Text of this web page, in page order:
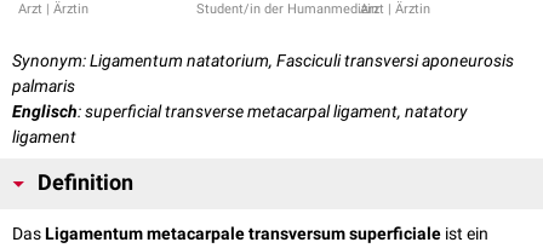
Arzt | Ärztin Student/in der HumanmedizinArzt | Ärztin
Synonym: Ligamentum natatorium, Fasciculi transversi aponeurosis
palmaris
Englisch: superficial transverse metacarpal ligament, natatory
ligament
Definition
DasLigamentum metacarpale transversum superficiale ist ein